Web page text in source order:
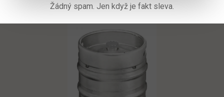
Žádný spam. Jen když je fakt sleva.